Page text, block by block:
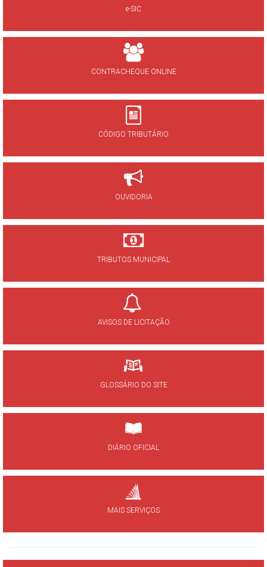
e-SIC
CONTRACHEQUE ONLINE
CÓDIGO TRIBUTÁRIO
OUVIDORIA
TRIBUTOS MUNICIPAL
AVISOS DE LICITAÇÃO
GLOSSÁRIO DO SITE
DIÁRIO OFICIAL
MAIS SERVIÇOS